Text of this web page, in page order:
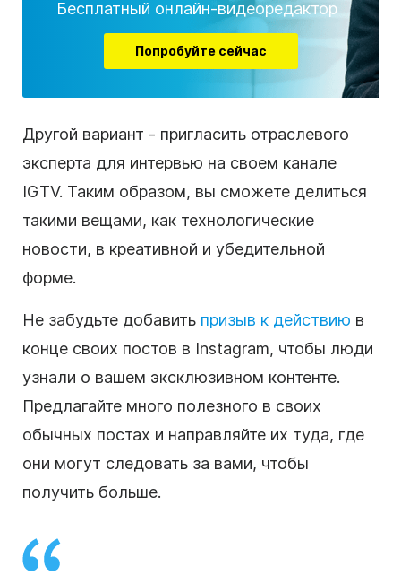
Бесплатный онлайн-видеоредактор
Попробуйте сейчас
Другой вариант - пригласить отраслевого
эксперта для интервью на своем канале
IGTV. Таким образом, вы сможете делиться
такими вещами, как технологические
новости, в креативной и убедительной
форме.
Не забудьте добавить призыв к действию в
конце своих постов в Instagram, чтобы люди
узнали о вашем эксклюзивном контенте.
Предлагайте много полезного в своих
обычных постах и направляйте их туда, где
они могут следовать за вами, чтобы
получить больше.